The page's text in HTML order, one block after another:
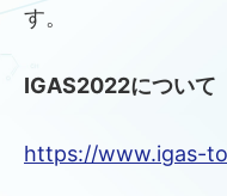
す。
IGAS2022について
https://www.igas-